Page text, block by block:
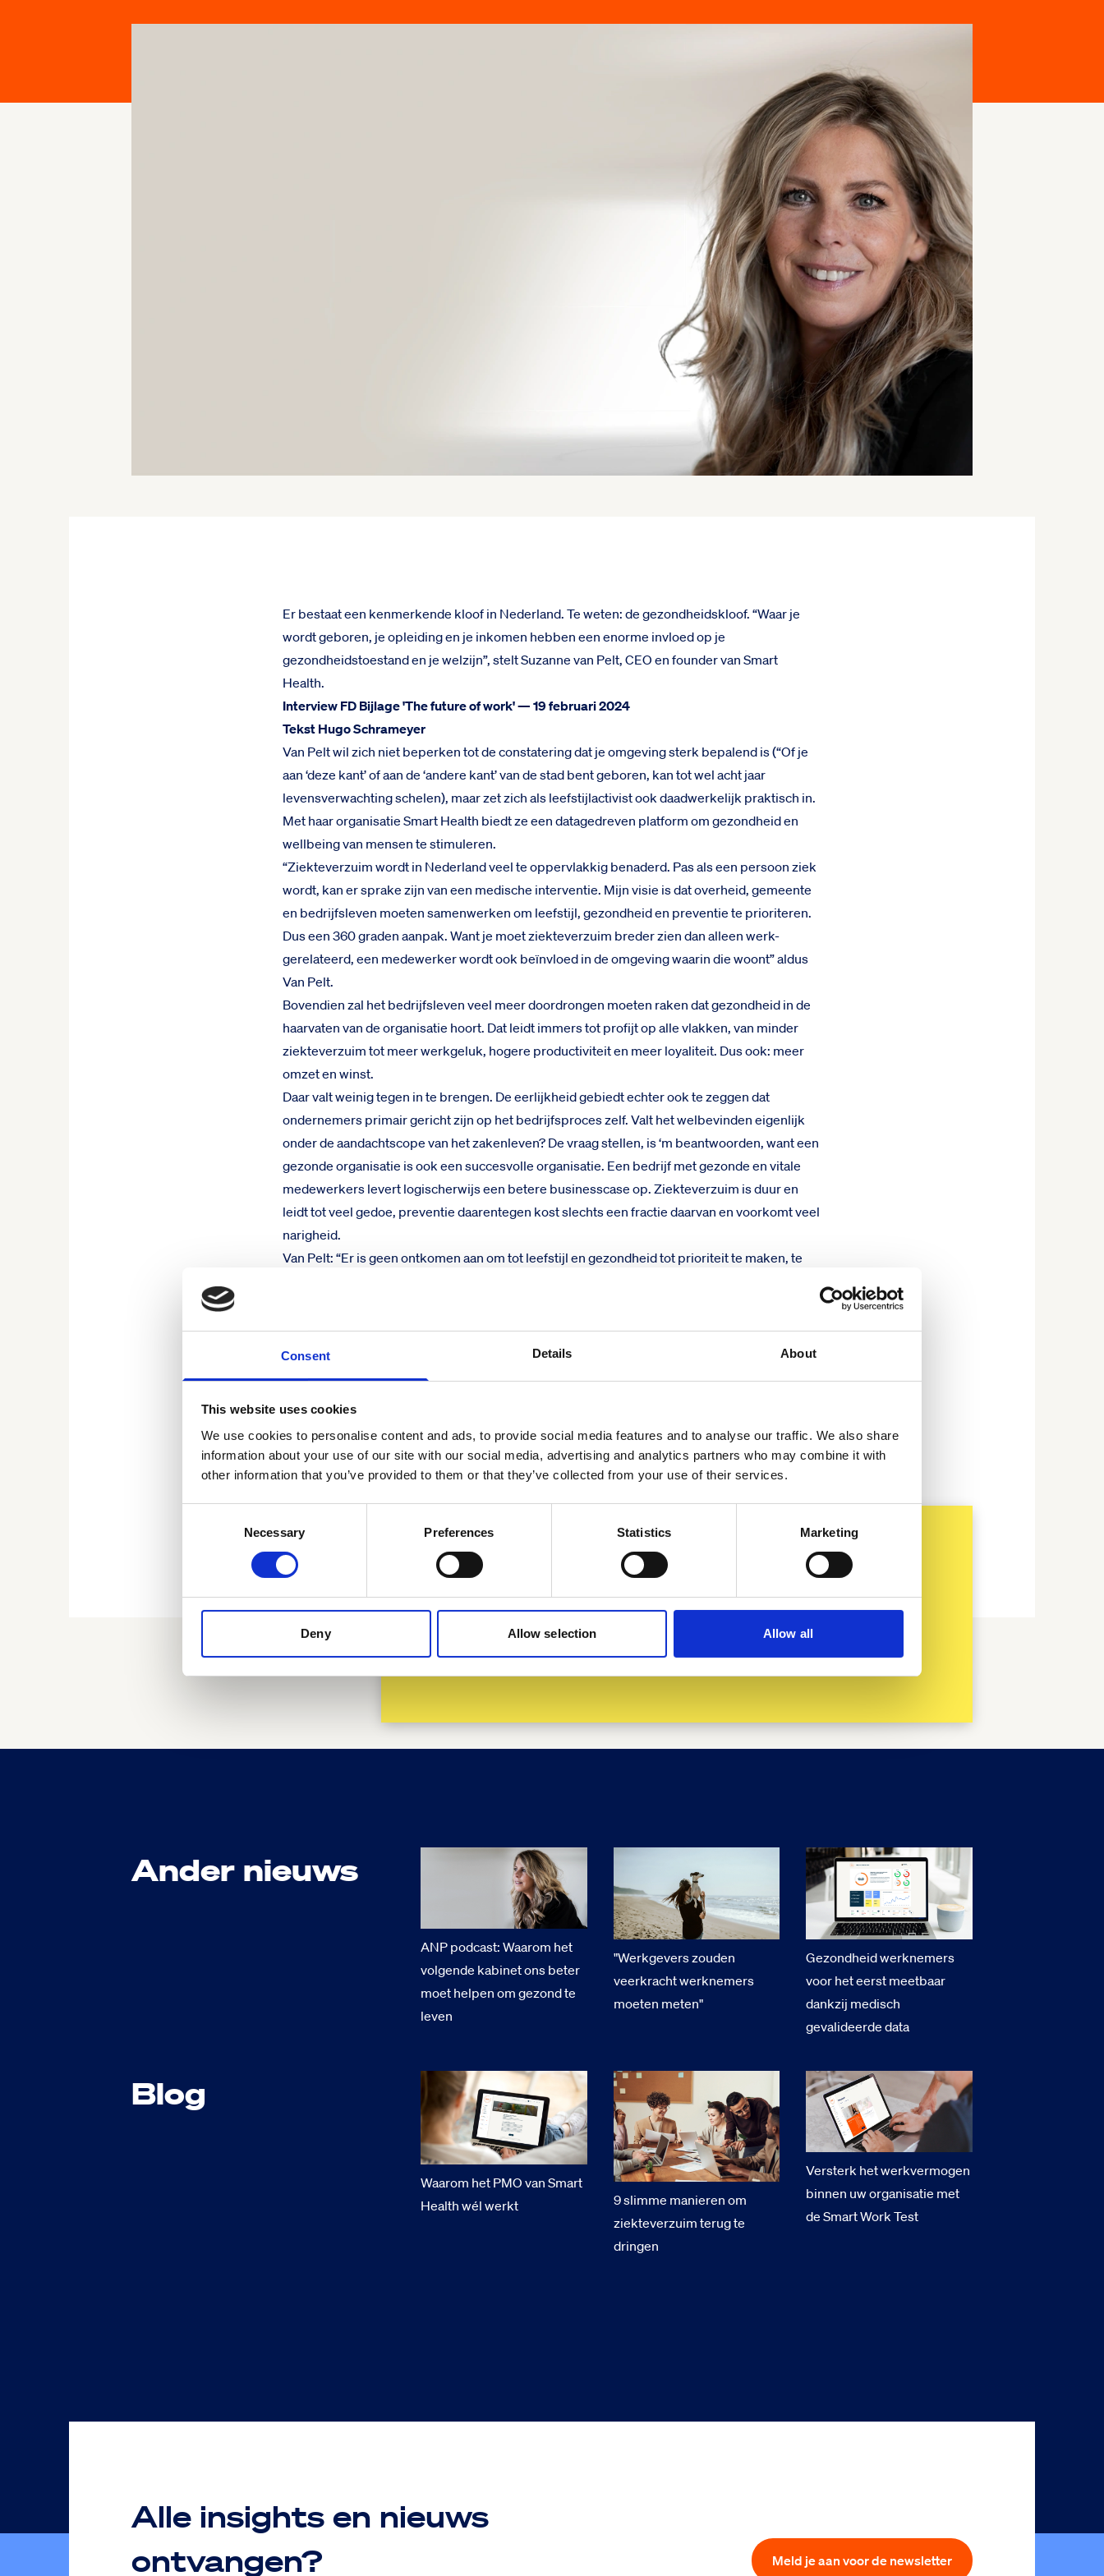
Consent Details About
This website uses cookies
We use cookies to personalise content and ads, to provide social media features and to analyse our traffic. We also share
information about your use of our site with our social media, advertising and analytics partners who may combine it with
other information that you’ve provided to them or that they’ve collected from your use of their services.
Necessary Preferences Statistics Marketing
Deny Allow selection Allow all
Er bestaat een kenmerkende kloof in Nederland. Te weten: de gezondheidskloof. “Waar je
wordt geboren, je opleiding en je inkomen hebben een enorme invloed op je
gezondheidstoestand en je welzijn”, stelt Suzanne van Pelt, CEO en founder van Smart
Health.
Interview FD Bijlage 'The future of work' — 19 februari 2024
Tekst Hugo Schrameyer
Van Pelt wil zich niet beperken tot de constatering dat je omgeving sterk bepalend is (“Of je
aan ‘deze kant’ of aan de ‘andere kant’ van de stad bent geboren, kan tot wel acht jaar
levensverwachting schelen), maar zet zich als leefstijlactivist ook daadwerkelijk praktisch in.
Met haar organisatie Smart Health biedt ze een datagedreven platform om gezondheid en
wellbeing van mensen te stimuleren.
“Ziekteverzuim wordt in Nederland veel te oppervlakkig benaderd. Pas als een persoon ziek
wordt, kan er sprake zijn van een medische interventie. Mijn visie is dat overheid, gemeente
en bedrijfsleven moeten samenwerken om leefstijl, gezondheid en preventie te prioriteren.
Dus een 360 graden aanpak. Want je moet ziekteverzuim breder zien dan alleen werk-
gerelateerd, een medewerker wordt ook beïnvloed in de omgeving waarin die woont” aldus
Van Pelt.
Bovendien zal het bedrijfsleven veel meer doordrongen moeten raken dat gezondheid in de
haarvaten van de organisatie hoort. Dat leidt immers tot profijt op alle vlakken, van minder
ziekteverzuim tot meer werkgeluk, hogere productiviteit en meer loyaliteit. Dus ook: meer
omzet en winst.
Daar valt weinig tegen in te brengen. De eerlijkheid gebiedt echter ook te zeggen dat
ondernemers primair gericht zijn op het bedrijfsproces zelf. Valt het welbevinden eigenlijk
onder de aandachtscope van het zakenleven? De vraag stellen, is ‘m beantwoorden, want een
gezonde organisatie is ook een succesvolle organisatie. Een bedrijf met gezonde en vitale
medewerkers levert logischerwijs een betere businesscase op. Ziekteverzuim is duur en
leidt tot veel gedoe, preventie daarentegen kost slechts een fractie daarvan en voorkomt veel
narigheid.
Van Pelt: “Er is geen ontkomen aan om tot leefstijl en gezondheid tot prioriteit te maken, te
Bovendien geldt voor de jongere generaties dat werkgeluk en gezondheid als
vanzelfsprekend onderdeel van de bedrijfscultuur worden ervaren. Medewerkers willen zich
Suzanne boeken als spreker of
een ander mediaverzoek?
Ander nieuws
ANP podcast: Waarom het
volgende kabinet ons beter
moet helpen om gezond te
leven
"Werkgevers zouden
veerkracht werknemers
moeten meten"
Gezondheid werknemers
voor het eerst meetbaar
dankzij medisch
gevalideerde data
Blog
Waarom het PMO van Smart
Health wél werkt
9 slimme manieren om
ziekteverzuim terug te
dringen
Versterk het werkvermogen
binnen uw organisatie met
de Smart Work Test
Alle insights en nieuws
ontvangen?
Meld je aan voor de newsletter